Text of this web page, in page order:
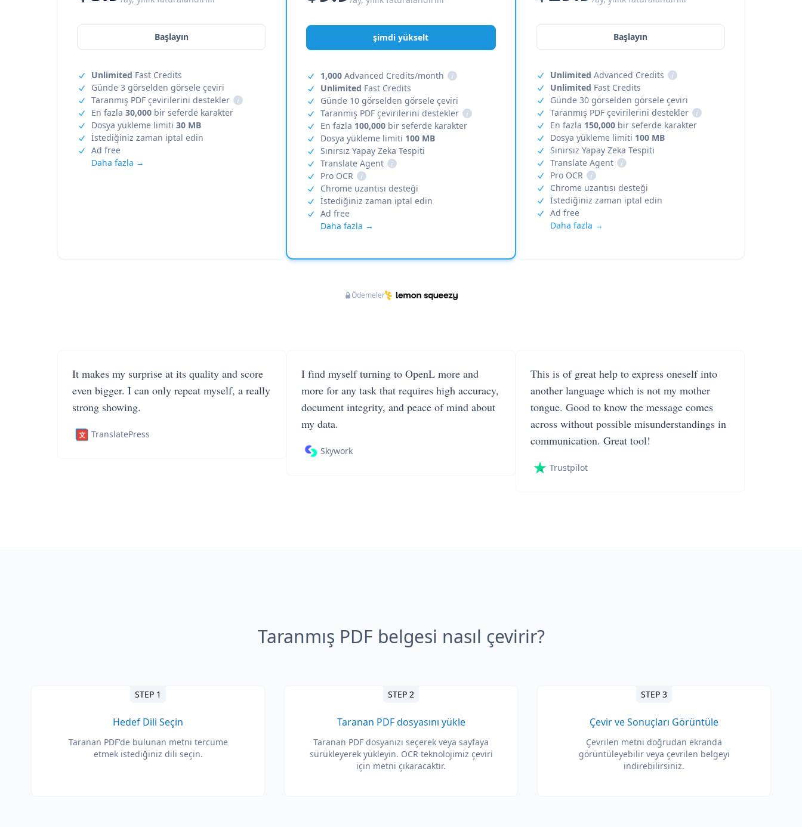
Başlayın
Unlimited Fast Credits
Günde 3 görselden görsele çeviri
Taranmış PDF çevirilerini destekler
i
En fazla 30,000 bir seferde karakter
Dosya yükleme limiti 30 MB
İstediğiniz zaman iptal edin
Ad free
Daha fazla →
şimdi yükselt
1,000 Advanced Credits/month
i
Unlimited Fast Credits
Günde 10 görselden görsele çeviri
Taranmış PDF çevirilerini destekler
i
En fazla 100,000 bir seferde karakter
Dosya yükleme limiti 100 MB
Sınırsız Yapay Zeka Tespiti
Translate Agent
i
Pro OCR
i
Chrome uzantısı desteği
İstediğiniz zaman iptal edin
Ad free
Daha fazla →
Başlayın
Unlimited Advanced Credits
i
Unlimited Fast Credits
Günde 30 görselden görsele çeviri
Taranmış PDF çevirilerini destekler
i
En fazla 150,000bir seferde karakter
Dosya yükleme limiti 100 MB
Sınırsız Yapay Zeka Tespiti
Translate Agent
i
Pro OCR
i
Chrome uzantısı desteği
İstediğiniz zaman iptal edin
Ad free
Daha fazla →
Ödemeler
It makes my surprise at its quality and score
even bigger. I can only repeat myself, a really
strong showing.
TranslatePress
I find myself turning to OpenL more and
more for any task that requires high accuracy,
document integrity, and peace of mind about
my data.
Skywork
This is of great help to express oneself into
another language which is not my mother
tongue. Good to know the message comes
across without possible misunderstandings in
communication. Great tool!
Trustpilot
Taranmış PDF belgesi nasıl çevirir?
STEP 1
Hedef Dili Seçin
Taranan PDF'de bulunan metni tercüme
etmek istediğiniz dili seçin.
STEP 2
Taranan PDF dosyasını yükle
Taranan PDF dosyanızı seçerek veya sayfaya
sürükleyerek yükleyin. OCR teknolojimiz çeviri
için metni çıkaracaktır.
STEP 3
Çevir ve Sonuçları Görüntüle
Çevrilen metni doğrudan ekranda
görüntüleyebilir veya çevrilen belgeyi
indirebilirsiniz.